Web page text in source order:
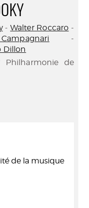
- Walter Roccaro -
-
Dillon
Philharmonie de